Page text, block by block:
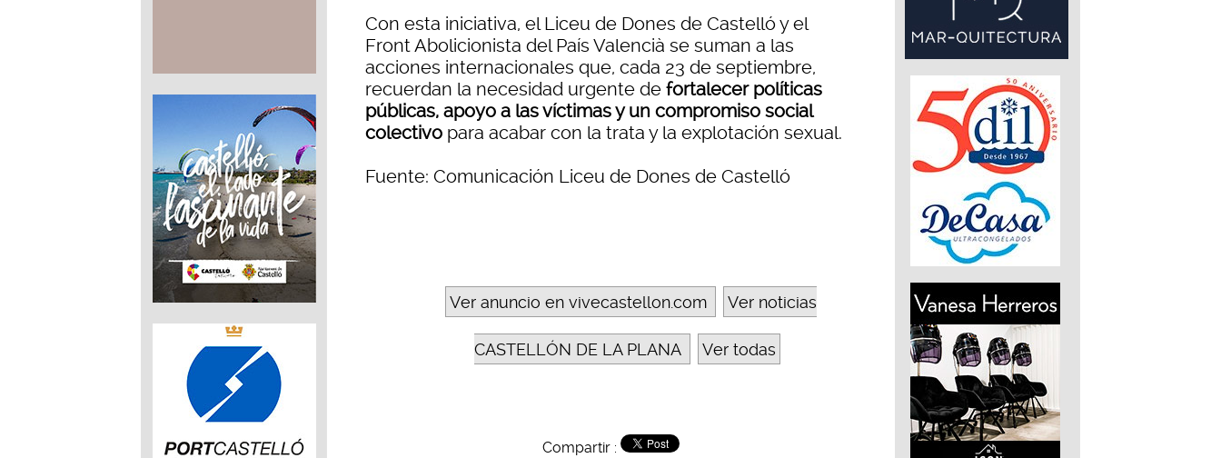
Con esta iniciativa, el Liceu de Dones de Castelló y el
Front Abolicionista del País Valencià se suman a las
acciones internacionales que, cada 23 de septiembre,
recuerdan la necesidad urgente de fortalecer políticas
públicas, apoyo a las víctimas y un compromiso social
colectivo para acabar con la trata y la explotación sexual.
Fuente: Comunicación Liceu de Dones de Castelló
Ver anuncio en vivecastellon.com Ver noticias
CASTELLÓN DE LA PLANA Ver todas
Compartir :